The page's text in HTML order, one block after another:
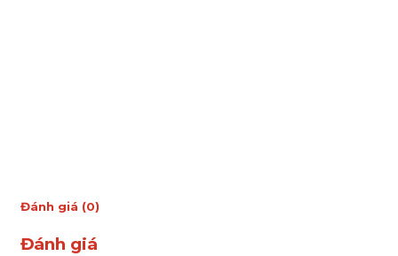
Đánh giá (0)
Đánh giá